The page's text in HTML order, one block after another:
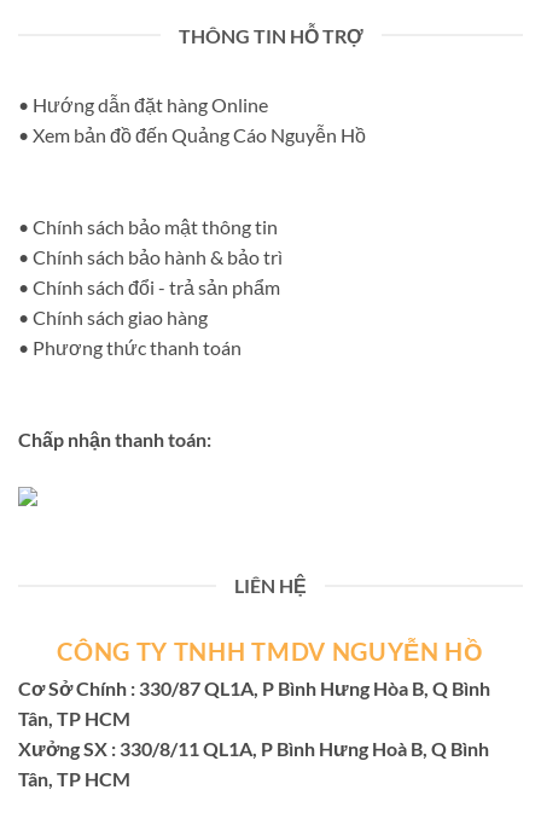
THÔNG TIN HỖ TRỢ
• Hướng dẫn đặt hàng Online
• Xem bản đồ đến Quảng Cáo Nguyễn Hồ
• Chính sách bảo mật thông tin
• Chính sách bảo hành & bảo trì
• Chính sách đổi - trả sản phẩm
• Chính sách giao hàng
• Phương thức thanh toán
Chấp nhận thanh toán:
LIÊN HỆ
CÔNG TY TNHH TMDV NGUYỄN HỒ
Cơ Sở Chính : 330/87 QL1A, P Bình Hưng Hòa B, Q Bình
Tân, TP HCM
Xưởng SX : 330/8/11 QL1A, P Bình Hưng Hoà B, Q Bình
Tân, TP HCM